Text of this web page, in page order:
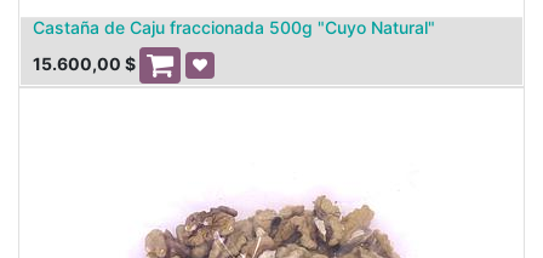
Castaña de Caju fraccionada 500g "Cuyo Natural"
15.600,00 $